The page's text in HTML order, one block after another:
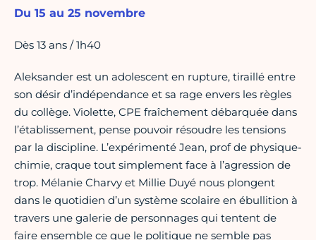
Du 15 au 25 novembre
Dès 13 ans / 1h40
Aleksander est un adolescent en rupture, tiraillé entre
son désir d’indépendance et sa rage envers les règles
du collège. Violette, CPE fraîchement débarquée dans
l’établissement, pense pouvoir résoudre les tensions
par la discipline. L’expérimenté Jean, prof de physique-
chimie, craque tout simplement face à l’agression de
trop. Mélanie Charvy et Millie Duyé nous plongent
dans le quotidien d’un système scolaire en ébullition à
travers une galerie de personnages qui tentent de
faire ensemble ce que le politique ne semble pas